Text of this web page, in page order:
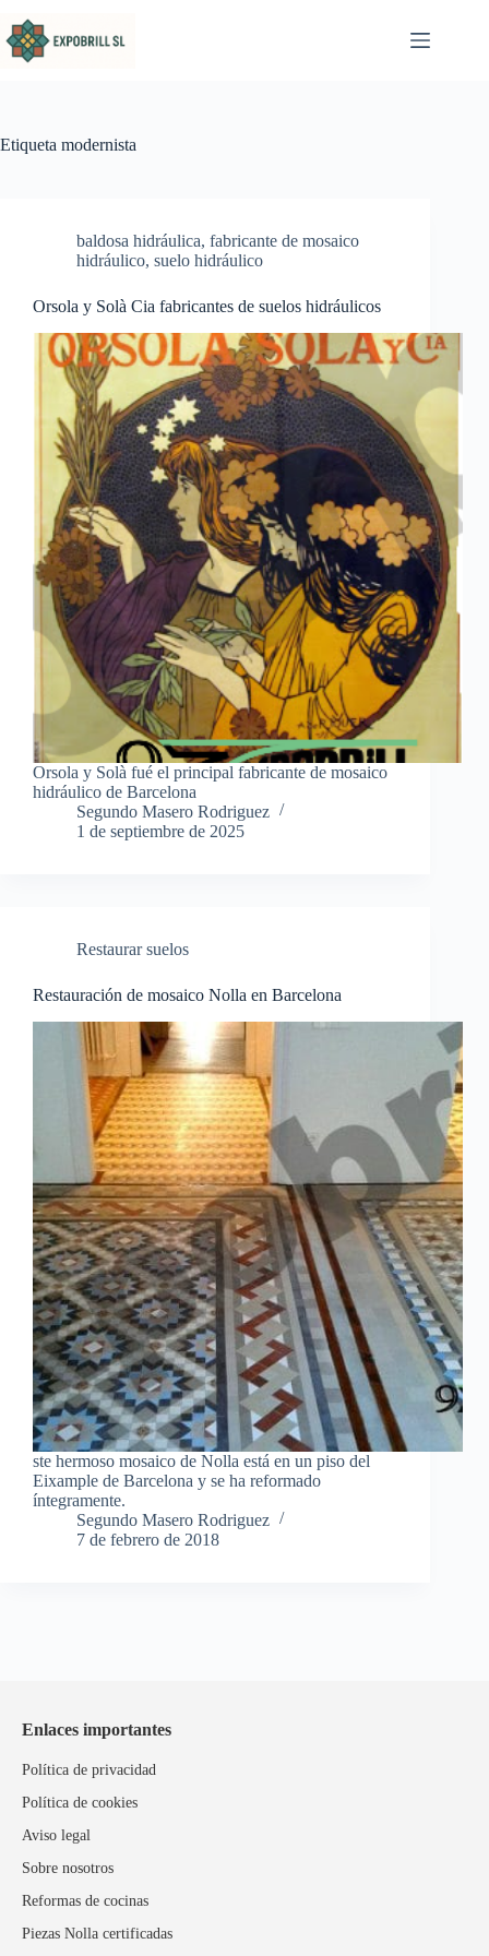
Etiqueta modernista
baldosa hidráulica, fabricante de mosaico
hidráulico, suelo hidráulico
Orsola y Solà Cia fabricantes de suelos hidráulicos
Orsola y Solà fué el principal fabricante de mosaico
hidráulico de Barcelona
Segundo Masero Rodriguez
1 de septiembre de 2025
Restaurar suelos
Restauración de mosaico Nolla en Barcelona
ste hermoso mosaico de Nolla está en un piso del
Eixample de Barcelona y se ha reformado
íntegramente.
Segundo Masero Rodriguez
7 de febrero de 2018
Enlaces importantes
Política de privacidad
Política de cookies
Aviso legal
Sobre nosotros
Reformas de cocinas
Piezas Nolla certificadas